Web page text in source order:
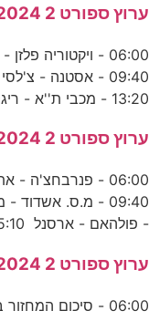
ערוץ ספורט 2 13-12-2024
13:20 - מכבי ת''א - ריגה 15:10 - ריינג'רס
ערוץ ספורט 2 12-12-2024
- פולהאם - ארסנל 15:10 - מנ.
ערוץ ספורט 2 11-12-2024